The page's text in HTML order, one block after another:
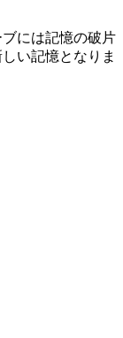
には記憶の破片
い記憶となりま